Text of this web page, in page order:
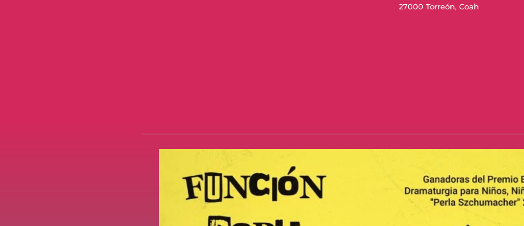
27000 Torreón, Coah